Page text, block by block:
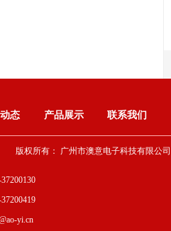
yi.cn
态 产品展示 联系我们
版权所有： 广州市澳意电子科技有限公司